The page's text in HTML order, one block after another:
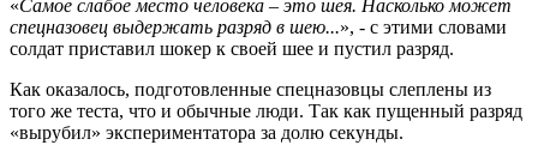
«Самое слабое место человека – это шея. Насколько может
спецназовец выдержать разряд в шею...», - с этими словами
солдат приставил шокер к своей шее и пустил разряд.
Как оказалось, подготовленные спецназовцы слеплены из
того же теста, что и обычные люди. Так как пущенный разряд
«вырубил» экспериментатора за долю секунды.